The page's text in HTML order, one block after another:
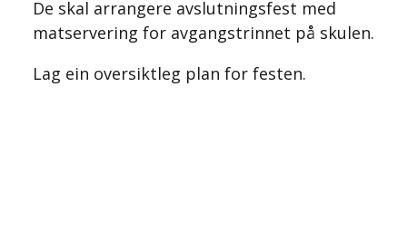
De skal arrangere avslutningsfest med
matservering for avgangstrinnet på skulen.
Lag ein oversiktleg plan for festen.